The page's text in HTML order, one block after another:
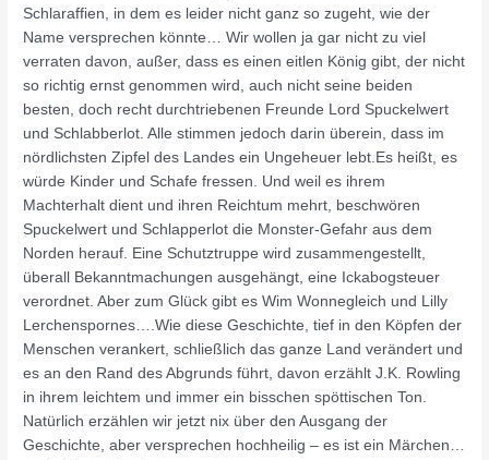
Schlaraffien, in dem es leider nicht ganz so zugeht, wie der
Name versprechen könnte… Wir wollen ja gar nicht zu viel
verraten davon, außer, dass es einen eitlen König gibt, der nicht
so richtig ernst genommen wird, auch nicht seine beiden
besten, doch recht durchtriebenen Freunde Lord Spuckelwert
und Schlabberlot. Alle stimmen jedoch darin überein, dass im
nördlichsten Zipfel des Landes ein Ungeheuer lebt.Es heißt, es
würde Kinder und Schafe fressen. Und weil es ihrem
Machterhalt dient und ihren Reichtum mehrt, beschwören
Spuckelwert und Schlapperlot die Monster-Gefahr aus dem
Norden herauf. Eine Schutztruppe wird zusammengestellt,
überall Bekanntmachungen ausgehängt, eine Ickabogsteuer
verordnet. Aber zum Glück gibt es Wim Wonnegleich und Lilly
Lerchenspornes….Wie diese Geschichte, tief in den Köpfen der
Menschen verankert, schließlich das ganze Land verändert und
es an den Rand des Abgrunds führt, davon erzählt J.K. Rowling
in ihrem leichtem und immer ein bisschen spöttischen Ton.
Natürlich erzählen wir jetzt nix über den Ausgang der
Geschichte, aber versprechen hochheilig – es ist ein Märchen…